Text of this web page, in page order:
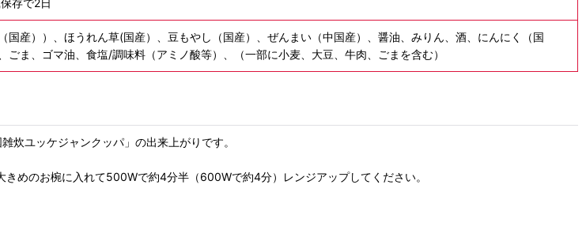
存で2日
国産））、ほうれん草(国産）、豆もやし（国産）、ぜんまい（中国産）、醤油、みりん、酒、にんにく（国
ごま、ゴマ油、食塩/調味料（アミノ酸等）、（一部に小麦、大豆、牛肉、ごまを含む）
炊ユッケジャンクッパ」の出来上がりです。
めのお椀に入れて500Wで約4分半（600Wで約4分）レンジアップしてください。